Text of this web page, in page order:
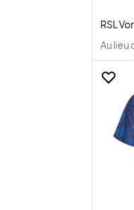
RSL
Au lieu